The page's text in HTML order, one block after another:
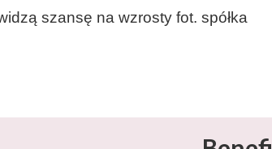
szansę na wzrosty fot. spółka